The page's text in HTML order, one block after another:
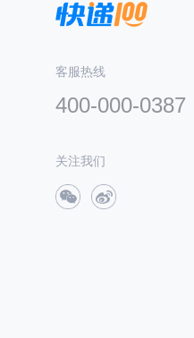
客服热线
400-000-0387
关注我们